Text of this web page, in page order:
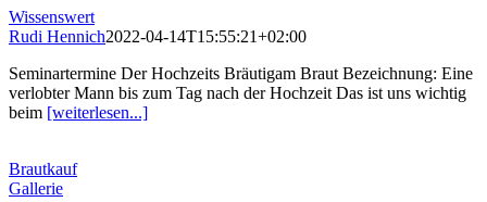
Wissenswert
Rudi Hennich2022-04-14T15:55:21+02:00
Seminartermine Der Hochzeits Bräutigam Braut Bezeichnung: Eine
verlobter Mann bis zum Tag nach der Hochzeit Das ist uns wichtig
beim [weiterlesen...]
Brautkauf
Gallerie